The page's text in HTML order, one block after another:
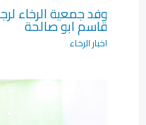
وفد جمعية الرخاء
قاسم ابو صالحة
اخبار الرخاء